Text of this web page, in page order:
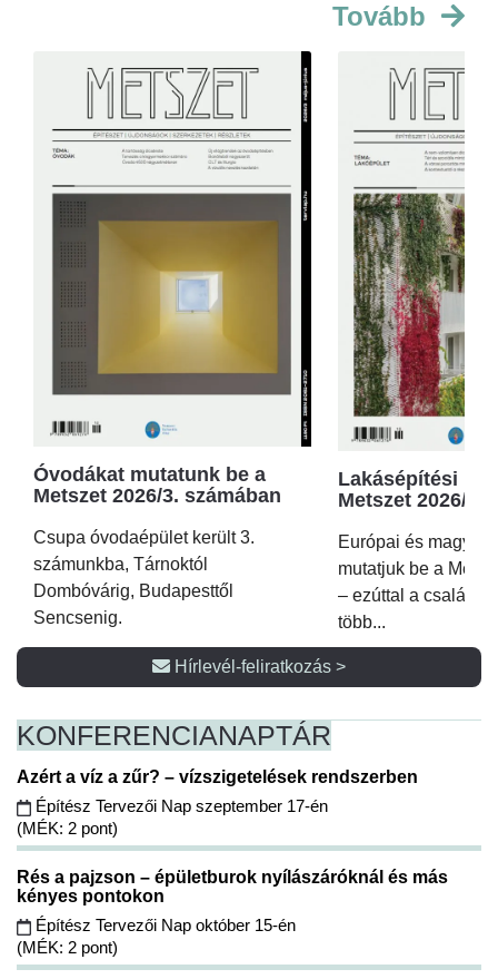
Tovább
Óvodákat mutatunk be a
Metszet 2026/3. számában
Csupa óvodaépület került 3.
számunkba, Tárnoktól
Dombóvárig, Budapesttől
Sencsenig.
Lakásépítési
Metszet 2026/2.
Európai és magyar
mutatjuk be a
– ezúttal a családi
több...
Hírlevél-feliratkozás >
KONFERENCIANAPTÁR
Azért a víz a zűr? – vízszigetelések rendszerben
Építész Tervezői Nap szeptember 17-én
(MÉK: 2 pont)
Rés a pajzson – épületburok nyílászáróknál és más
kényes pontokon
Építész Tervezői Nap október 15-én
(MÉK: 2 pont)